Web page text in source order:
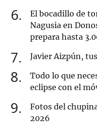
6
El bocadillo de
Nagusia en
prepara hasta
7 Javier Aizpún,
8
Todo lo que
eclipse con el
9
Fotos del
2026